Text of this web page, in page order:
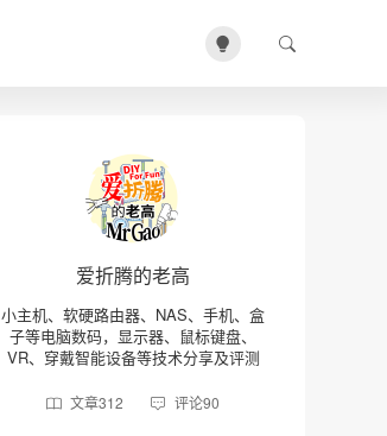
爱折腾的老高
小主机、软硬路由器、NAS、手机、盒
子等电脑数码，显示器、鼠标键盘、
VR、穿戴智能设备等技术分享及评测
文章312 评论90